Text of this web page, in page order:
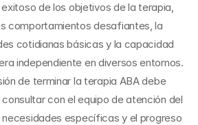
exitoso de los objetivos de la terapia,
comportamientos desafiantes, la
cotidianas básicas y la capacidad
independiente en diversos entornos.
de terminar la terapia ABA debe
con el equipo de atención del
necesidades específicas y el progreso